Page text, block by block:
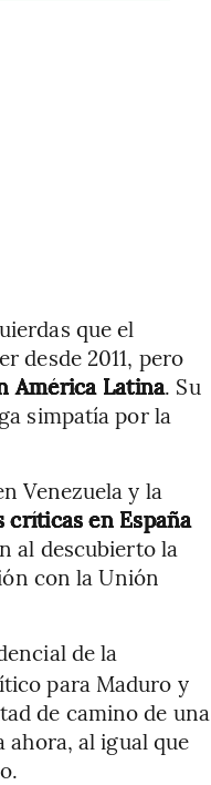
que el
desde 2011, pero
América Latina. Su
simpatía por la
Venezuela y la
críticas en España
al descubierto la
con la Unión
de la
para Maduro y
de camino de una
ahora, al igual que